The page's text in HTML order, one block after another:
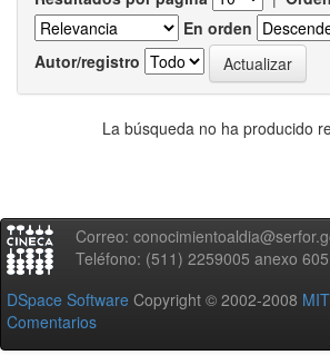
En orden
Autor/registro
La búsqueda no ha producido
Correo:
Teléfono: (511) 2259005 anexo 605
DSpace Software Copyright © 2002-2008 MIT
Comentarios